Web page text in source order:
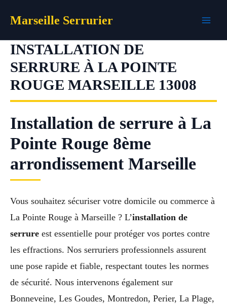
Marseille Serrurier
INSTALLATION DE
SERRURE À LA POINTE
ROUGE MARSEILLE 13008
Installation de serrure à La
Pointe Rouge 8ème
arrondissement Marseille
Vous souhaitez sécuriser votre domicile ou commerce à
La Pointe Rouge à Marseille ? L’installation de
serrure est essentielle pour protéger vos portes contre
les effractions. Nos serruriers professionnels assurent
une pose rapide et fiable, respectant toutes les normes
de sécurité. Nous intervenons également sur
Bonneveine, Les Goudes, Montredon, Perier, La Plage,